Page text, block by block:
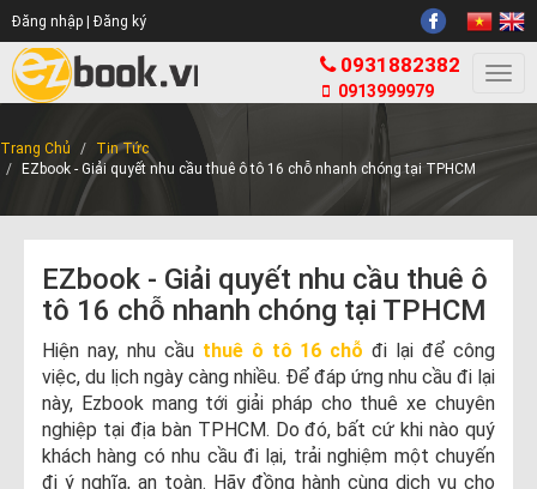
Đăng nhập | Đăng ký
0931882382
0913999979
Trang Chủ
Tin Tức
EZbook - Giải quyết nhu cầu thuê ô tô 16 chỗ nhanh chóng tại TPHCM
EZbook - Giải quyết nhu cầu thuê ô
tô 16 chỗ nhanh chóng tại TPHCM
Hiện nay, nhu cầuthuê ô tô 16 chỗ đi lại để công
việc, du lịch ngày càng nhiều. Để đáp ứng nhu cầu đi lại
này, Ezbook mang tới giải pháp cho thuê xe chuyên
nghiệp tại địa bàn TPHCM. Do đó, bất cứ khi nào quý
khách hàng có nhu cầu đi lại, trải nghiệm một chuyến
đi ý nghĩa, an toàn. Hãy đồng hành cùng dịch vụ cho